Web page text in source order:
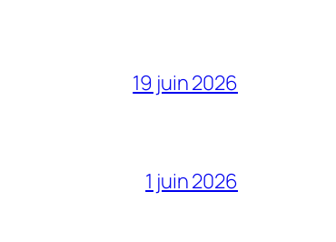
19 juin 2026
1 juin 2026